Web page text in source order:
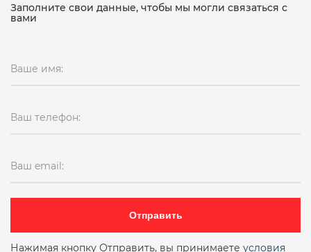
Заполните свои данные, чтобы мы могли связаться с
вами
Ваше имя:
Ваш телефон:
Ваш email:
Отправить
Нажимая кнопку Отправить, вы принимаете условия